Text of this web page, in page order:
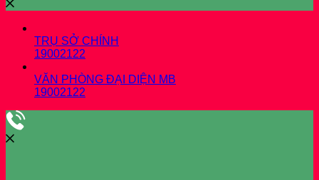
TRỤ SỞ CHÍNH
19002122
VĂN PHÒNG ĐẠI DIỆN MB
19002122